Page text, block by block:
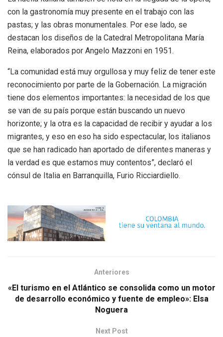
con la gastronomía muy presente en el trabajo con las
pastas; y las obras monumentales. Por ese lado, se
destacan los diseños de la Catedral Metropolitana María
Reina, elaborados por Angelo Mazzoni en 1951.
“La comunidad está muy orgullosa y muy feliz de tener este
reconocimiento por parte de la Gobernación. La migración
tiene dos elementos importantes: la necesidad de los que
se van de su país porque están buscando un nuevo
horizonte; y la otra es la capacidad de recibir y ayudar a los
migrantes, y eso en eso ha sido espectacular, los italianos
que se han radicado han aportado de diferentes maneras y
la verdad es que estamos muy contentos”, declaró el
cónsul de Italia en Barranquilla, Furio Ricciardiello.
Anteriores
«El turismo en el Atlántico se consolida como un motor
de desarrollo económico y fuente de empleo»: Elsa
Noguera
Next Post